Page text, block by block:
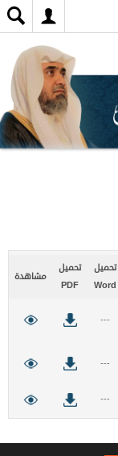
تحميل
Word
تحميل
PDF
مشاهدة
---
---
---